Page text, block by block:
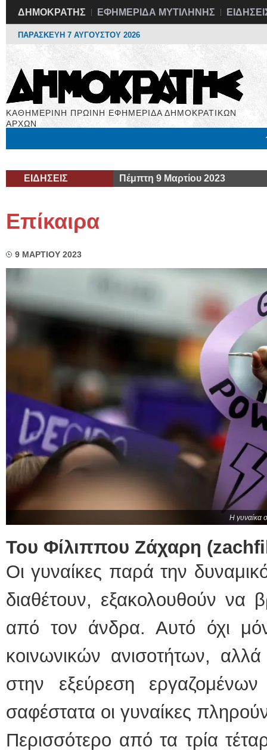
ΔΗΜΟΚΡΑΤΗΣ ΕΦΗΜΕΡΙΔΑ ΜΥΤΙΛΗΝΗΣ
ΠΑΡΑΣΚΕΥΗ 7 ΑΥΓΟΥΣΤΟΥ 2026
ΚΑΘΗΜΕΡΙΝΗ ΠΡΩΙΝΗ ΕΦΗΜΕΡΙΔΑ ΔΗΜΟΚΡΑΤΙΚΩΝ
ΑΡΧΩΝ
ΕΙΔΗΣΕΙΣ Πέμπτη 9 Μαρτίου 2023
Επίκαιρα
9 ΜΑΡΤΙΟΥ 2023
Η γυναίκα
Του Φίλιππου Ζάχαρη
Οι γυναίκες παρά την
διαθέτουν, εξακολουθούν να
από τον άνδρα. Αυτό όχι
κοινωνικών ανισοτήτων,
στην εξεύρεση
σαφέστατα οι γυναίκες
Περισσότερο από τα τρία